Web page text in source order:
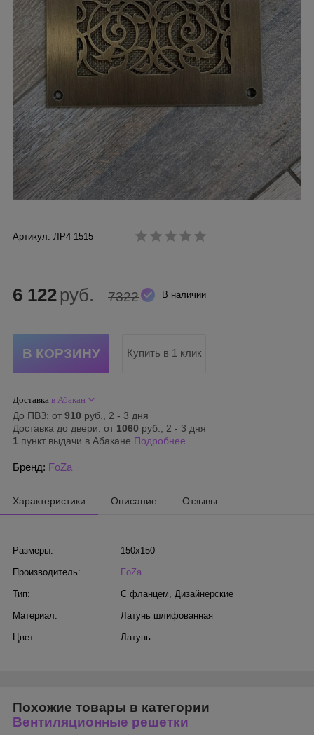
Артикул: ЛР4 1515
В наличии
6 122 руб. 7322
Купить в 1 клик
Доставка в Абакан
До ПВЗ: от 910 руб., 2 - 3 дня
Доставка до двери: от 1060 руб., 2 - 3 дня
1 пункт выдачи в Абакане Подробнее
Бренд: FoZa
Характеристики Описание Отзывы
Размеры: 150х150
Производитель: FoZa
Тип: С фланцем, Дизайнерские
Материал: Латунь шлифованная
Цвет: Латунь
Похожие товары в категории
Вентиляционные решетки